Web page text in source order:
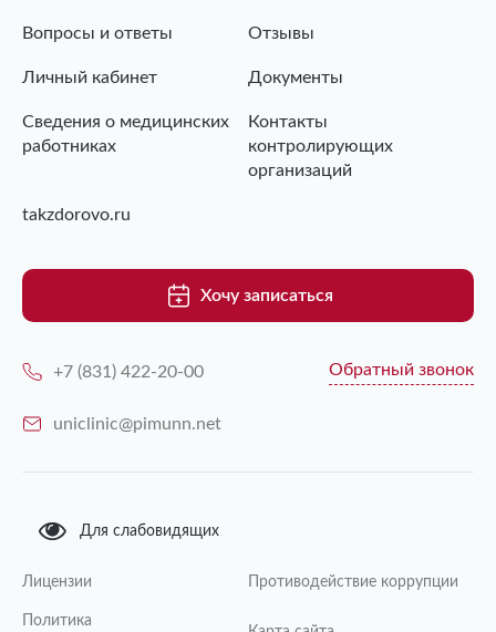
Вопросы и ответы Отзывы
Личный кабинет Документы
Сведения о медицинских
работниках
Контакты
контролирующих
организаций
takzdorovo.ru
Хочу записаться
+7 (831) 422-20-00 Обратный звонок
uniclinic@pimunn.net
Для слабовидящих
Лицензии Противодействие коррупции
Политика